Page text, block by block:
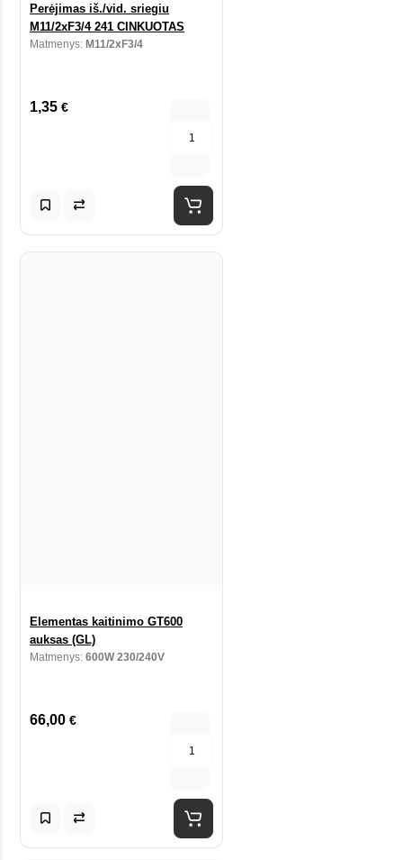
Perėjimas iš./vid. sriegiu
M11/2xF3/4 241 CINKUOTAS
Matmenys: M11/2xF3/4
1,35 €
Elementas kaitinimo GT600
auksas (GL)
Matmenys: 600W 230/240V
66,00 €